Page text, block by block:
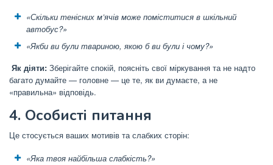
«Скільки тенісних м’ячів може поміститися в шкільний
автобус?»
«Якби ви були твариною, якою б ви були і чому?»
Як діяти: Зберігайте спокій, поясніть свої міркування та не надто
багато думайте — головне — це те, як ви думаєте, а не
«правильна» відповідь.
4. Особисті питання
Це стосується ваших мотивів та слабких сторін:
«Яка твоя найбільша слабкість?»